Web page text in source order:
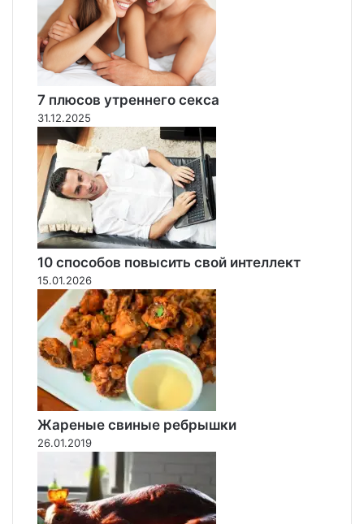
и
в
ы
й
е
т
2
0
2
о
д
у
7 плюсов утреннего секса
31.12.2025
10 способов повысить свой интеллект
15.01.2026
Жареные свиные ребрышки
26.01.2019